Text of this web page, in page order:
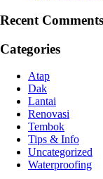
Recent Comments
Categories
Atap
Dak
Lantai
Renovasi
Tembok
Tips & Info
Uncategorized
Waterproofing